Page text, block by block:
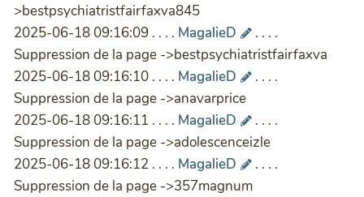
>bestpsychiatristfairfaxva845
2025-06-18 09:16:09 . . . . MagalieD
. . . .
Suppression de la page ->bestpsychiatristfairfaxva
2025-06-18 09:16:10 . . . . MagalieD
. . . .
Suppression de la page ->anavarprice
2025-06-18 09:16:11 . . . . MagalieD
. . . .
Suppression de la page ->adolescenceizle
2025-06-18 09:16:12 . . . . MagalieD
. . . .
Suppression de la page ->357magnum